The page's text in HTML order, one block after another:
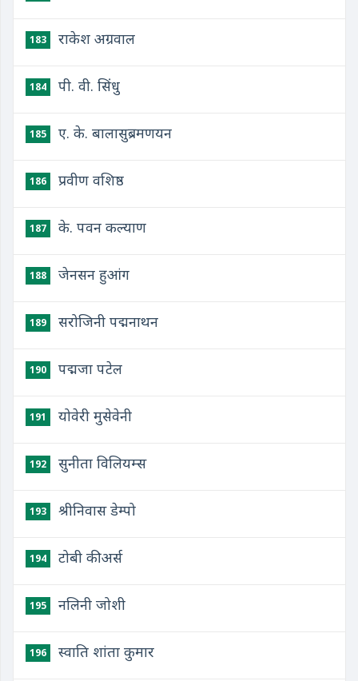
183 राकेश अग्रवाल
184 पी. वी. सिंधु
185 ए. के. बालासुब्रमणयन
186 प्रवीण वशिष्ठ
187 के. पवन कल्याण
188 जेनसन हुआंग
189 सरोजिनी पद्मनाथन
190 पद्मजा पटेल
191 योवेरी मुसेवेनी
192 सुनीता विलियम्स
193 श्रीनिवास डेम्पो
194 टोबी कीअर्स
195 नलिनी जोशी
196 स्वाति शांता कुमार